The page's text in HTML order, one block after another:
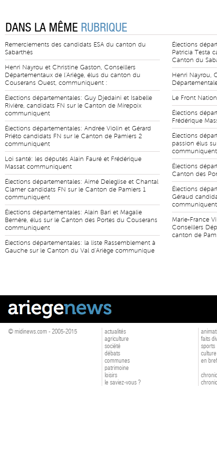
DANS LA MÊME RUBRIQUE
Remerciements des candidats ESA du canton du
Sabarthès
Henri Nayrou et Christine Gaston, Conseillers
Départementaux de l'Ariège, élus du canton du
Couserans Ouest, communiquent :
Élections départementales: Guy Djedaini et Isabelle
Rivière, candidats FN sur le Canton de Mirepoix
communiquent
Élections départementales: Andrée Violin et Gérard
Priéto candidats FN sur le Canton de Pamiers 2
communiquent
Loi santé: les députés Alain Fauré et Frédérique
Massat communiquent
Élections départementales: Aimé Deleglise et Chantal
Clamer candidats FN sur le Canton de Pamiers 1
communiquent
Élections départementales: Alain Bari et Magalie
Bernère, élus sur le Canton des Portes du Couserans
communiquent
Élections départementales: la liste Rassemblement à
Gauche sur le Canton du Val d'Ariège communique
Élections
Patricia Testa
Canton du
Henri Nayrou,
Le Front
Élections
Frédérique
Élections
passion élus
communiquent
Élections
Canton des
Élections
Géraud
communiquent
Marie-France
Conseillers
canton de
© midinews.com - 2005-2015
actualités
agriculture
société
débats
communes
patrimoine
loisirs
le saviez-vous ?
faits
sports
culture
en bref